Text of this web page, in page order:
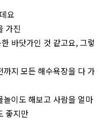
요
가진
바닷가인 것 같고요, 그렇
지 모든 해수욕장을 다 가
이도 해보고 사람을 얼마
좋지만